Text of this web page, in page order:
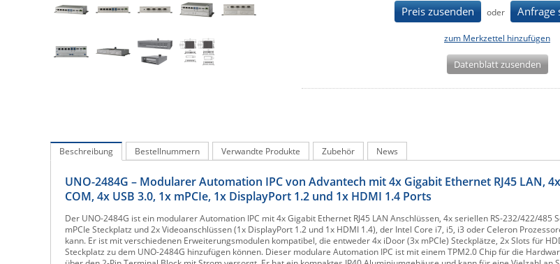
Preis zusenden oder Anfrage
zum Merkzettel hinzufügen
Datenblatt zusenden
Beschreibung Bestellnummern Verwandte Produkte Zubehör News
UNO-2484G – Modularer Automation IPC von Advantech mit 4x Gigabit Ethernet RJ45 LAN,
COM, 4x USB 3.0, 1x mPCIe, 1x DisplayPort 1.2 und 1x HDMI 1.4 Ports
Der UNO-2484G ist ein modularer Automation IPC mit 4x Gigabit Ethernet RJ45 LAN Anschlüssen, 4x seriellen RS-232/422/485
mPCIe Steckplatz und 2x Videoanschlüssen (1x DisplayPort 1.2 und 1x HDMI 1.4), der Intel Core i7, i5, i3 oder Celeron
kann. Er ist mit verschiedenen Erweiterungsmodulen kompatibel, die entweder 4x iDoor (3x mPCIe) Steckplätze, 2x Slots für
Steckplatz zu dem UNO-2484G hinzufügen können. Dieser modulare Automation IPC ist mit einem TPM2.0 Chip für die